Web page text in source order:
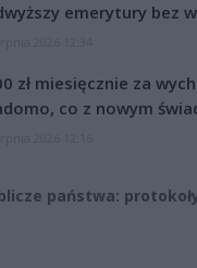
emerytury bez
zł miesięcznie za
co z nowym
państwa: